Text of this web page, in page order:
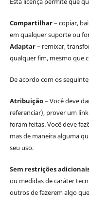
Compartilhar– copiar,
em qualquer suporte ou
Adaptar– remixar,
qualquer fim, mesmo que
De acordo com os
Atribuição– Você deve
referenciar), prover um
foram feitas. Você deve
mas de maneira alguma
seu uso.
Sem restrições
ou medidas de caráter
outros de fazerem algo